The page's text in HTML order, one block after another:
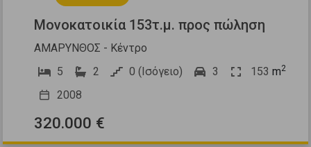
Μονοκατοικία 153τ.μ. προς πώληση
ΑΜΑΡΥΝΘΟΣ - Κέντρο
5
2 0 (Ισόγειο) 3 153 m2
2008
320.000 €